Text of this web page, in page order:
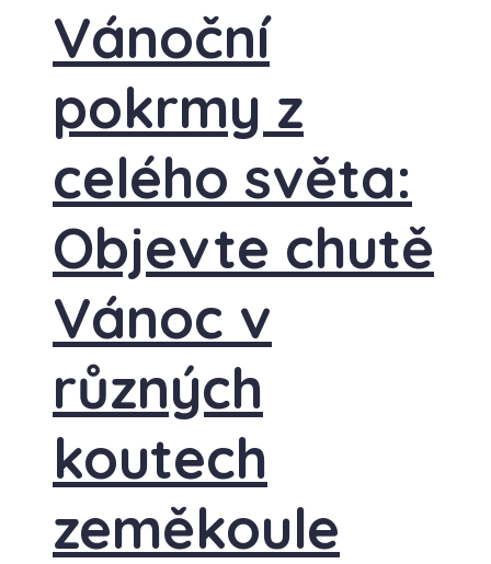
Vánoční
pokrmy z
celého světa:
Objevte chutě
Vánoc v
různých
koutech
zeměkoule